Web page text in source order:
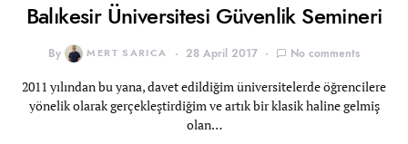
Balıkesir Üniversitesi Güvenlik Semineri
By MERT SARICA 28 April 2017 No comments
2011 yılından bu yana, davet edildiğim üniversitelerde öğrencilere
yönelik olarak gerçekleştirdiğim ve artık bir klasik haline gelmiş
olan…